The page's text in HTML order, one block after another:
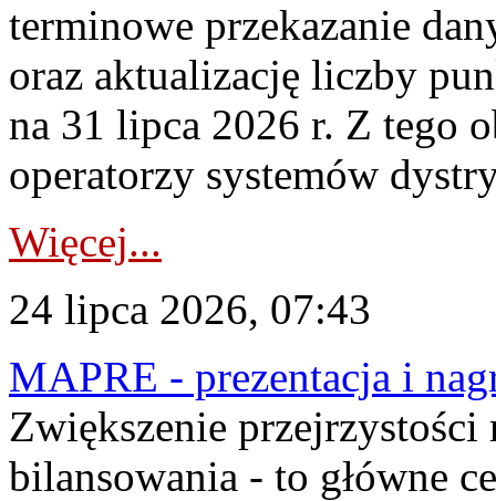
terminowe przekazanie
oraz aktualizację liczby
na 31 lipca 2026 r. Z tego
operatorzy systemów
Więcej...
24 lipca 2026, 07:43
MAPRE - prezentacja i
Zwiększenie
bilansowania - to główne